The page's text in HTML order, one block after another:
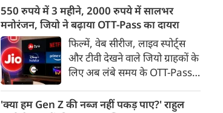
उत्तराखंड शिफ्ट होना चाहते हैं और
पिछले तीन साल से जमीन की तलाश
कर रहे हैं। सीएम धामी ने अधिकारियों
को मामले में जरूरी कार्रवाई के निर्देश
दिए हैं।
550 रुपये में 3 महीने, 2000 रुपये में सालभर
मनोरंजन, जियो ने बढ़ाया OTT-Pass का दायरा
फिल्में, वेब सीरीज, लाइव स्पोर्ट्स
और टीवी देखने वाले जियो ग्राहकों के
लिए अब लंबे समय के OTT-Pass
रुपये में 84 दिन और 2,000 रुपये
'क्या हम Gen Z की नब्ज नहीं पकड़ पाए?' राहुल